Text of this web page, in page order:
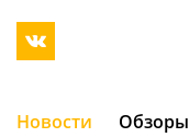
Новости Обзоры